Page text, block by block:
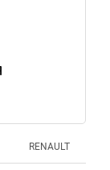
RENAULT